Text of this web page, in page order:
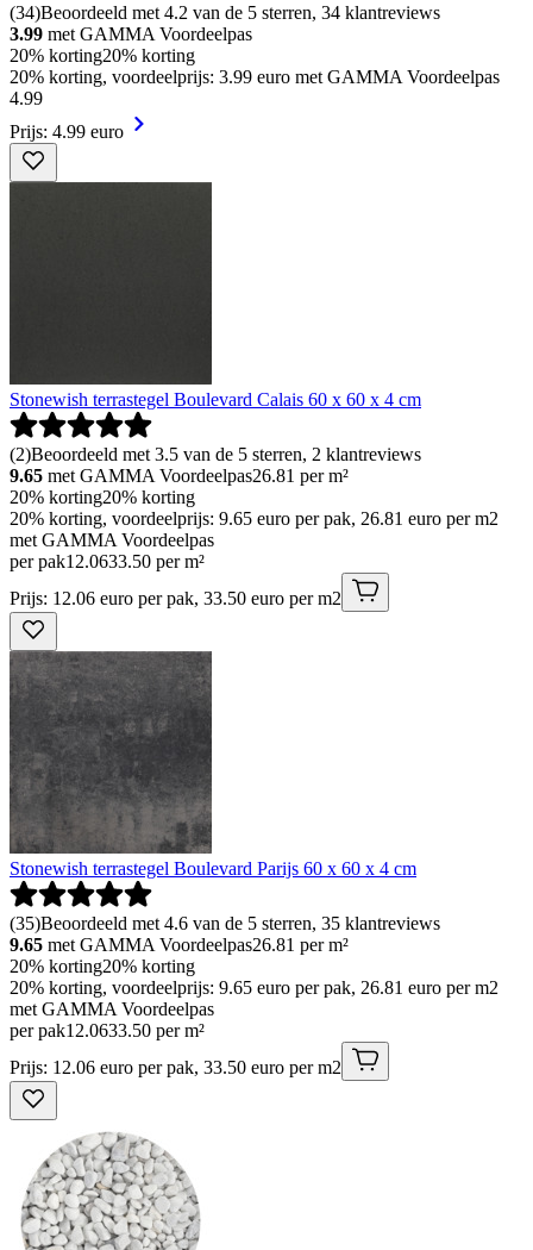
(34)Beoordeeld met 4.2 van de 5 sterren, 34 klantreviews
3.99 met GAMMA Voordeelpas
20% korting20% korting
20% korting, voordeelprijs: 3.99 euro met GAMMA Voordeelpas
4.99
Prijs: 4.99 euro
Stonewish terrastegel Boulevard Calais 60 x 60 x 4 cm
(2)Beoordeeld met 3.5 van de 5 sterren, 2 klantreviews
9.65 met GAMMA Voordeelpas26.81 per m²
20% korting20% korting
20% korting, voordeelprijs: 9.65 euro per pak, 26.81 euro per m2
met GAMMA Voordeelpas
per pak12.0633.50 per m²
Prijs: 12.06 euro per pak, 33.50 euro per m2
Stonewish terrastegel Boulevard Parijs 60 x 60 x 4 cm
(35)Beoordeeld met 4.6 van de 5 sterren, 35 klantreviews
9.65 met GAMMA Voordeelpas26.81 per m²
20% korting20% korting
20% korting, voordeelprijs: 9.65 euro per pak, 26.81 euro per m2
met GAMMA Voordeelpas
per pak12.0633.50 per m²
Prijs: 12.06 euro per pak, 33.50 euro per m2